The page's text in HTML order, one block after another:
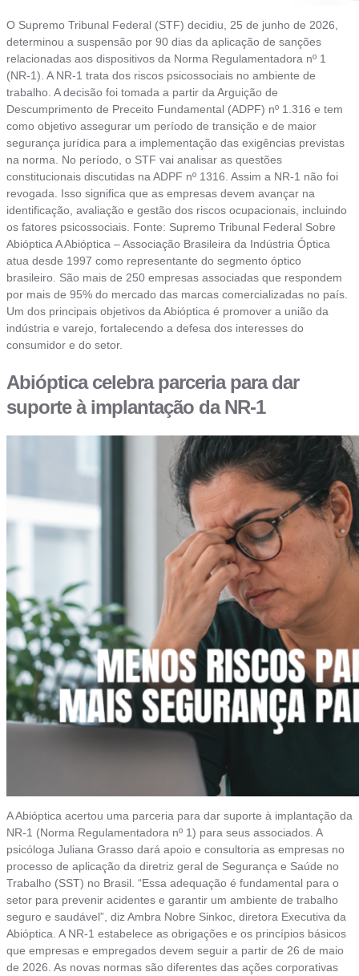
O Supremo Tribunal Federal (STF) decidiu, 25 de junho de 2026,
determinou a suspensão por 90 dias da aplicação de sanções
relacionadas aos dispositivos da Norma Regulamentadora nº 1
(NR-1). A NR-1 trata dos riscos psicossociais no ambiente de
trabalho. A decisão foi tomada a partir da Arguição de
Descumprimento de Preceito Fundamental (ADPF) nº 1.316 e tem
como objetivo assegurar um período de transição e de maior
segurança jurídica para a implementação das exigências previstas
na norma. No período, o STF vai analisar as questões
constitucionais discutidas na ADPF nº 1316. Assim a NR-1 não foi
revogada. Isso significa que as empresas devem avançar na
identificação, avaliação e gestão dos riscos ocupacionais, incluindo
os fatores psicossociais. Fonte: Supremo Tribunal Federal Sobre
Abióptica A Abióptica – Associação Brasileira da Indústria Óptica
atua desde 1997 como representante do segmento óptico
brasileiro. São mais de 250 empresas associadas que respondem
por mais de 95% do mercado das marcas comercializadas no país.
Um dos principais objetivos da Abióptica é promover a união da
indústria e varejo, fortalecendo a defesa dos interesses do
consumidor e do setor.
Abióptica celebra parceria para dar
suporte à implantação da NR-1
A Abióptica acertou uma parceria para dar suporte à implantação da
NR-1 (Norma Regulamentadora nº 1) para seus associados. A
psicóloga Juliana Grasso dará apoio e consultoria as empresas no
processo de aplicação da diretriz geral de Segurança e Saúde no
Trabalho (SST) no Brasil. “Essa adequação é fundamental para o
setor para prevenir acidentes e garantir um ambiente de trabalho
seguro e saudável”, diz Ambra Nobre Sinkoc, diretora Executiva da
Abióptica. A NR-1 estabelece as obrigações e os princípios básicos
que empresas e empregados devem seguir a partir de 26 de maio
de 2026. As novas normas são diferentes das ações corporativas